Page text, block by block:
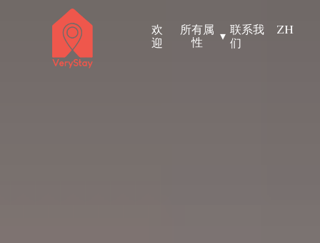
欢
迎
所有属
性
▾ 联系我
们
ZH